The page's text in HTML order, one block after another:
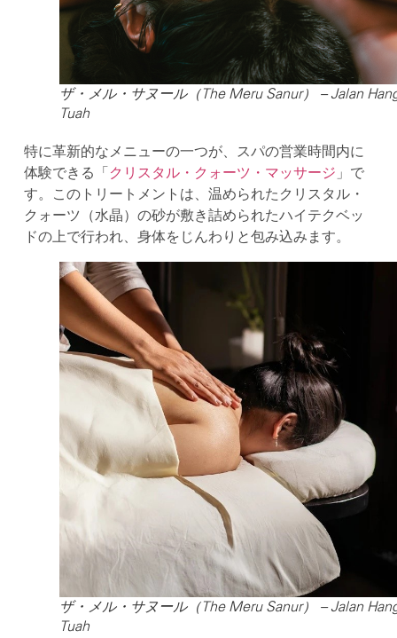
ザ・メル・サヌール（The Meru Sanur） – Jalan
Tuah
特に革新的なメニューの一つが、スパの営業時間内に
体験できる「 クリスタル・クォーツ・マッサージ 」で
す。このトリートメントは、温められたクリスタル・
クォーツ（水晶）の砂が敷き詰められたハイテクベッ
ドの上で行われ、身体をじんわりと包み込みます。
ザ・メル・サヌール（The Meru Sanur） – Jalan
Tuah